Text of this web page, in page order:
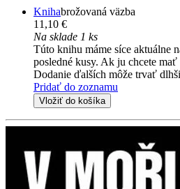
Knihabrožovaná väzba
11,10 €
Na sklade 1 ks
Túto knihu máme síce aktuálne
posledné kusy. Ak ju chcete
Dodanie ďalších môže trvať
Pridať do zoznamu
Vložiť do košíka